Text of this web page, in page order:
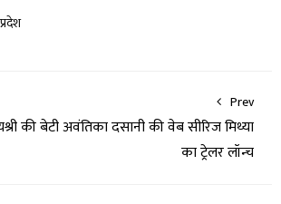
प्रदेश
Prev
की बेटी अवंतिका दसानी की वेब सीरिज मिथ्या
का ट्रेलर लॉन्च